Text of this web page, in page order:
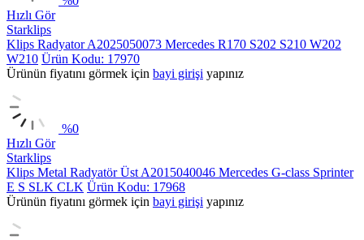
Hızlı Gör
Starklips
Klips Radyator A2025050073 Mercedes R170 S202 S210 W202
W210 Ürün Kodu: 17970
Ürünün fiyatını görmek için bayi girişi yapınız
%0
Hızlı Gör
Starklips
Klips Metal Radyatör Üst A2015040046 Mercedes G-class Sprinter
E S SLK CLK Ürün Kodu: 17968
Ürünün fiyatını görmek için bayi girişi yapınız